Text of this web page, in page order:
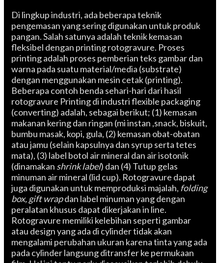
Di lingkup industri, ada beberapa teknik
pengemasan yang sering digunakan untuk produk
pangan. Salah satunya adalah teknik kemasan
fleksibel dengan printing rotogravure. Proses
printing adalah proses pemberian teks gambar dan
warna pada suatu material/media (substrate)
dengan menggunakan mesin cetak (printing).
Beberapa contoh benda sehari-hari dari hasil
rotogravure Printing di industri flexible packaging
(converting) adalah, sebagai berikut; (1) kemasan
makanan kering dan ringan (mi instan ,snack, biskuit,
bumbu masak, kopi, gula, (2) kemasan obat-obatan
atau jamu (selain kapsulnya dan syrup serta tetes
mata), (3) label botol air mineral dan air isotonik
(dinamakan shrink label) dan (4) Tutup gelas
minuman air mineral (lid cup). Rotogravure dapat
juga digunakan untuk memproduksi majalah, folding
box, gift wrapdan label minuman yang dengan
peralatan khusus dapat dikerjakan in line.
Rotogravure memiliki kelebihan seperti gambar
atau design yang ada di cylinder tidak akan
mengalami perubahan ukuran karena tinta yang ada
pada cylinder langsung ditransfer ke permukaan